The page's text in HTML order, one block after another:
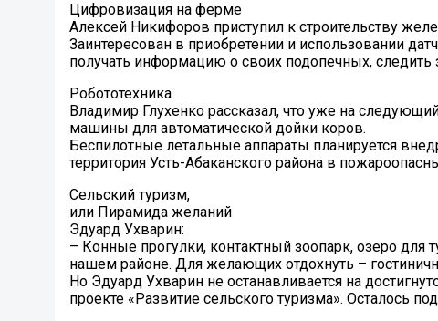
Цифровизация на ферме
Алексей Никифоров приступил к строительству
Заинтересован в приобретении и использовании
получать информацию о своих подопечных,
Робототехника
Владимир Глухенко рассказал, что уже на
машины для автоматической дойки коров.
Беспилотные летальные аппараты планируется
территория Усть-Абаканского района в
Сельский туризм,
или Пирамида желаний
Эдуард Ухварин:
– Конные прогулки, контактный зоопарк, озеро для
нашем районе. Для желающих отдохнуть –
Но Эдуард Ухварин не останавливается на
проекте «Развитие сельского туризма». Осталось